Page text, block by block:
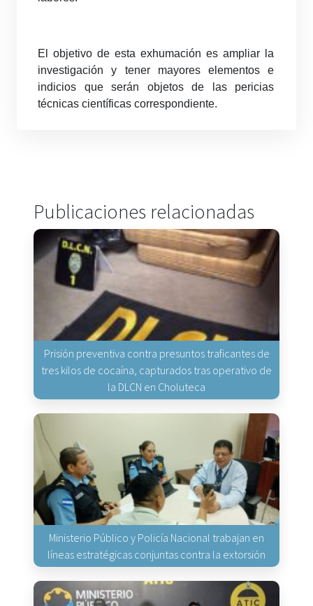
El objetivo de esta exhumación es ampliar la
investigación y tener mayores elementos e
indicios que serán objetos de las pericias
técnicas científicas correspondiente.
Publicaciones relacionadas
Prisión preventiva contra presuntos traficantes de
tres kilos de cocaína, capturados tras operativo de
la DLCN en Choluteca
Ministerio Público y Policía Nacional trabajan en
líneas estratégicas conjuntas contra la extorsión